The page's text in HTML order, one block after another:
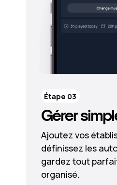
Gérer
Ajoutez vos
définissez les
gardez tout
organisé.
Étape 03